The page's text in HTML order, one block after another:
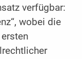
verfügbar:
wobei die